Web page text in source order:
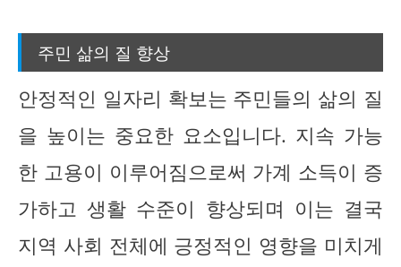
주민 삶의 질 향상
안정적인 일자리 확보는 주민들의 삶의 질
을 높이는 중요한 요소입니다. 지속 가능
한 고용이 이루어짐으로써 가계 소득이 증
가하고 생활 수준이 향상되며 이는 결국
지역 사회 전체에 긍정적인 영향을 미치게